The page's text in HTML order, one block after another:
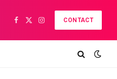
Facebook
X
Instagram
CONTACT